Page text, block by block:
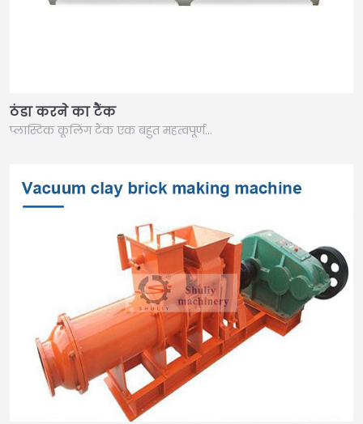
ठंडा करने का टैंक
प्लास्टिक कूलिंग टैंक एक बहुत महत्वपूर्ण…